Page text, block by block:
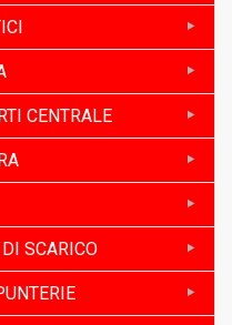
CENTRALE
SCARICO